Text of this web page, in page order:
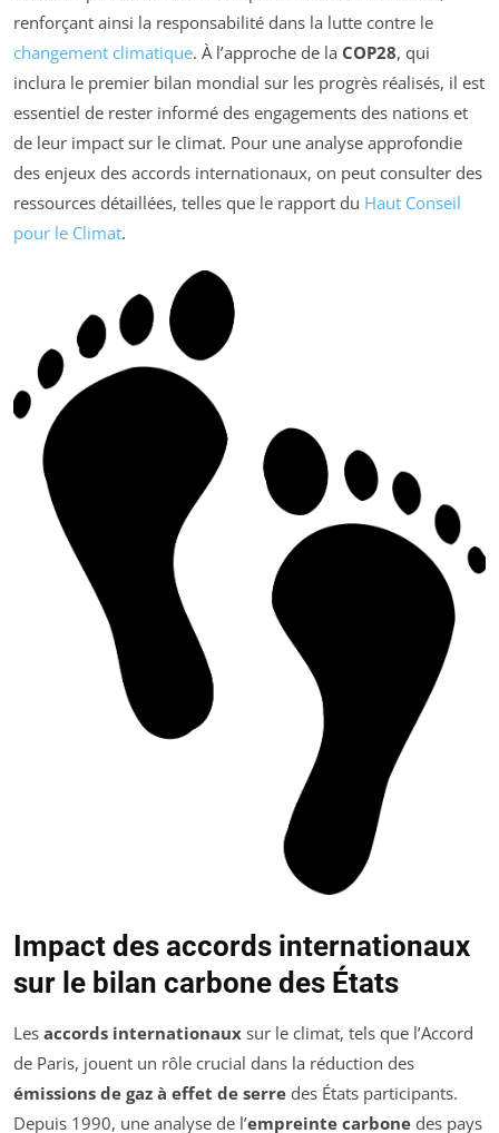
renforçant ainsi la responsabilité dans la lutte contre le
changement climatique. À l’approche de la COP28, qui
inclura le premier bilan mondial sur les progrès réalisés, il est
essentiel de rester informé des engagements des nations et
de leur impact sur le climat. Pour une analyse approfondie
des enjeux des accords internationaux, on peut consulter des
ressources détaillées, telles que le rapport du Haut Conseil
pour le Climat.
Impact des accords internationaux
sur le bilan carbone des États
Les accords internationaux sur le climat, tels que l’Accord
de Paris, jouent un rôle crucial dans la réduction des
émissions de gaz à effet de serre des États participants.
Depuis 1990, une analyse de l’empreinte carbone des pays